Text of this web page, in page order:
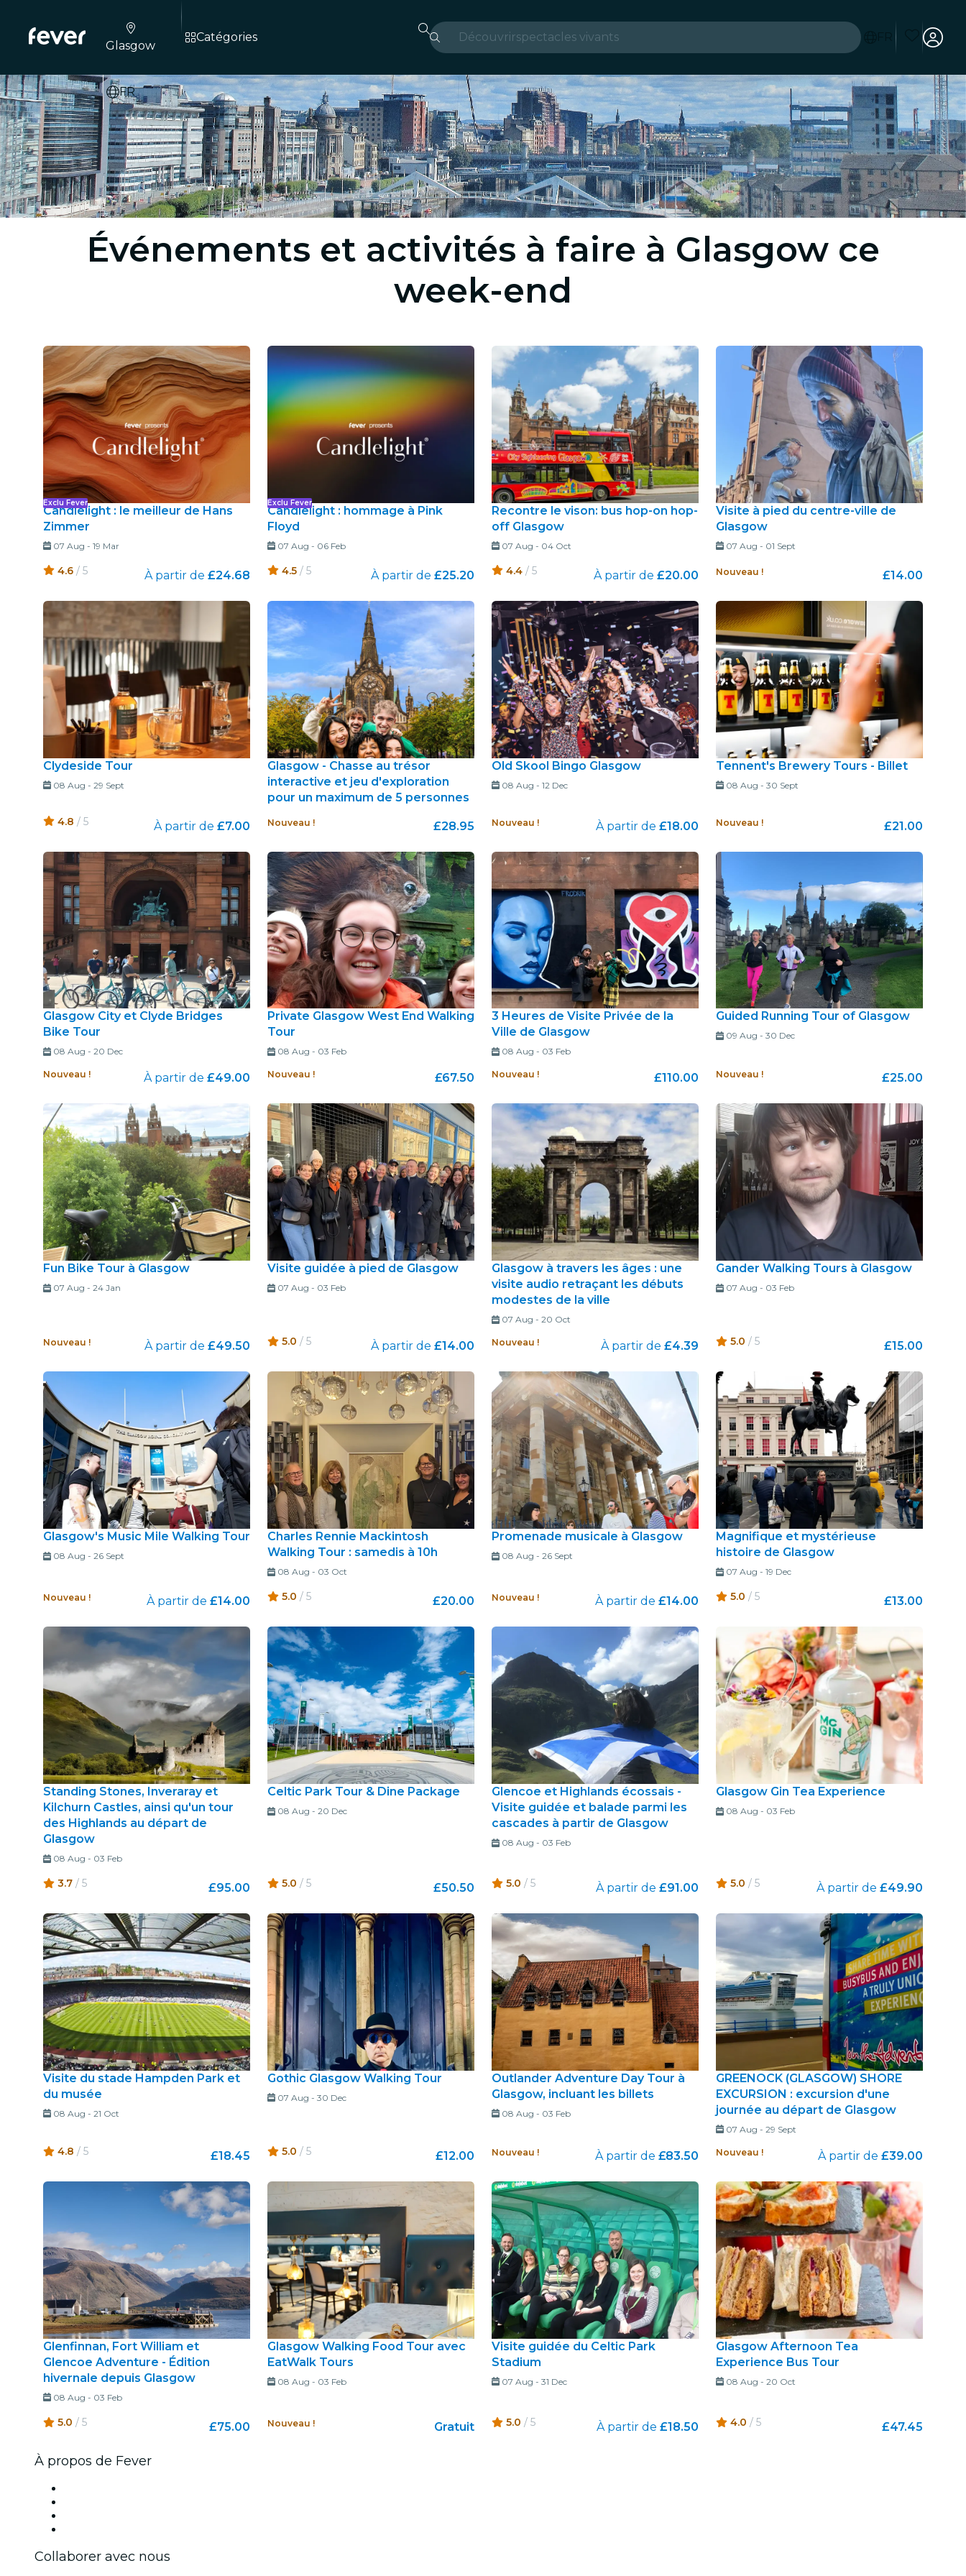
Découvrirspectacles vivants
Candlelight
Londres
expériences et villes
São Paulo
Séoul
visites urbaines
restaurants
cinéma
Glasgow
FR
Catégories
Événements et activités à faire à Glasgow ce
week-end
Exclu Fever
Candlelight : le meilleur de Hans
Zimmer
07 Aug - 19 Mar
4.6 / 5 À partir de £24.68
Exclu Fever
Candlelight : hommage à Pink
Floyd
07 Aug - 06 Feb
4.5 / 5 À partir de £25.20
Recontre le vison: bus hop-on hop-
off Glasgow
07 Aug - 04 Oct
4.4 / 5 À partir de £20.00
Visite à pied du centre-ville de
Glasgow
07 Aug - 01 Sept
Nouveau ! £14.00
Clydeside Tour
08 Aug - 29 Sept
4.8 / 5 À partir de £7.00
Glasgow - Chasse au trésor
interactive et jeu d'exploration
pour un maximum de 5 personnes
Nouveau ! £28.95
Old Skool Bingo Glasgow
08 Aug - 12 Dec
Nouveau ! À partir de £18.00
Tennent's Brewery Tours - Billet
08 Aug - 30 Sept
Nouveau ! £21.00
Glasgow City et Clyde Bridges
Bike Tour
08 Aug - 20 Dec
Nouveau ! À partir de £49.00
Private Glasgow West End Walking
Tour
08 Aug - 03 Feb
Nouveau ! £67.50
3 Heures de Visite Privée de la
Ville de Glasgow
08 Aug - 03 Feb
Nouveau ! £110.00
Guided Running Tour of Glasgow
09 Aug - 30 Dec
Nouveau ! £25.00
Fun Bike Tour à Glasgow
07 Aug - 24 Jan
Nouveau ! À partir de £49.50
Visite guidée à pied de Glasgow
07 Aug - 03 Feb
5.0 / 5 À partir de £14.00
Glasgow à travers les âges : une
visite audio retraçant les débuts
modestes de la ville
07 Aug - 20 Oct
Nouveau ! À partir de £4.39
Gander Walking Tours à Glasgow
07 Aug - 03 Feb
5.0 / 5 £15.00
Glasgow's Music Mile Walking Tour
08 Aug - 26 Sept
Nouveau ! À partir de £14.00
Charles Rennie Mackintosh
Walking Tour : samedis à 10h
08 Aug - 03 Oct
5.0 / 5 £20.00
Promenade musicale à Glasgow
08 Aug - 26 Sept
Nouveau ! À partir de £14.00
Magnifique et mystérieuse
histoire de Glasgow
07 Aug - 19 Dec
5.0 / 5 £13.00
Standing Stones, Inveraray et
Kilchurn Castles, ainsi qu'un tour
des Highlands au départ de
Glasgow
08 Aug - 03 Feb
3.7 / 5 £95.00
Celtic Park Tour & Dine Package
08 Aug - 20 Dec
5.0 / 5 £50.50
Glencoe et Highlands écossais -
Visite guidée et balade parmi les
cascades à partir de Glasgow
08 Aug - 03 Feb
5.0 / 5 À partir de £91.00
Glasgow Gin Tea Experience
08 Aug - 03 Feb
5.0 / 5 À partir de £49.90
Visite du stade Hampden Park et
du musée
08 Aug - 21 Oct
4.8 / 5 £18.45
Gothic Glasgow Walking Tour
07 Aug - 30 Dec
5.0 / 5 £12.00
Outlander Adventure Day Tour à
Glasgow, incluant les billets
08 Aug - 03 Feb
Nouveau ! À partir de £83.50
GREENOCK (GLASGOW) SHORE
EXCURSION : excursion d'une
journée au départ de Glasgow
07 Aug - 29 Sept
Nouveau ! À partir de £39.00
Glenfinnan, Fort William et
Glencoe Adventure - Édition
hivernale depuis Glasgow
08 Aug - 03 Feb
5.0 / 5 £75.00
Glasgow Walking Food Tour avec
EatWalk Tours
08 Aug - 03 Feb
Nouveau ! Gratuit
Visite guidée du Celtic Park
Stadium
07 Aug - 31 Dec
5.0 / 5 À partir de £18.50
Glasgow Afternoon Tea
Experience Bus Tour
08 Aug - 20 Oct
4.0 / 5 £47.45
À propos de Fever
Collaborer avec nous